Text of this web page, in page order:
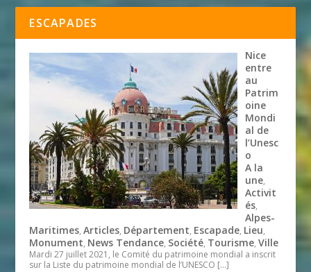
ESCAPADES
Nice
entre
au
Patrim
oine
Mondi
al de
l’Unesc
o
A la
une,
Activit
és,
Alpes-
Maritimes,Articles, Département, Escapade, Lieu,
Monument, News Tendance, Société, Tourisme,Ville
Mardi 27 juillet 2021, le Comité du patrimoine mondial a inscrit
sur la Liste du patrimoine mondial de l’UNESCO […]